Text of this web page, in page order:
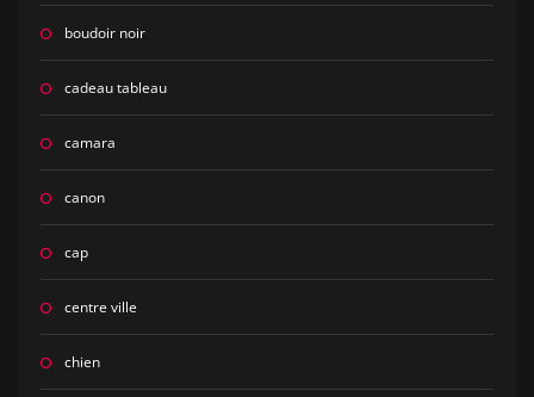
boudoir noir
cadeau tableau
camara
canon
cap
centre ville
chien